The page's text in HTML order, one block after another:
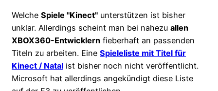
Welche Spiele "Kinect" unterstützen ist bisher
unklar. Allerdings scheint man bei nahezu allen
XBOX360-Entwicklern fieberhaft an passenden
Titeln zu arbeiten. Eine Spieleliste mit Titel für
Kinect / Natal ist bisher noch nicht veröffentlicht.
Microsoft hat allerdings angekündigt diese Liste